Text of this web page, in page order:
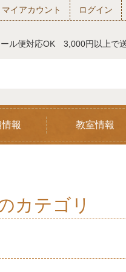
マイアカウント ログイン
ール便対応OK 3,000円以上で
報 教室情報
カテゴリ